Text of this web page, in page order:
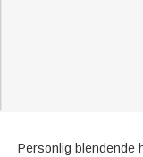
Personlig blendende